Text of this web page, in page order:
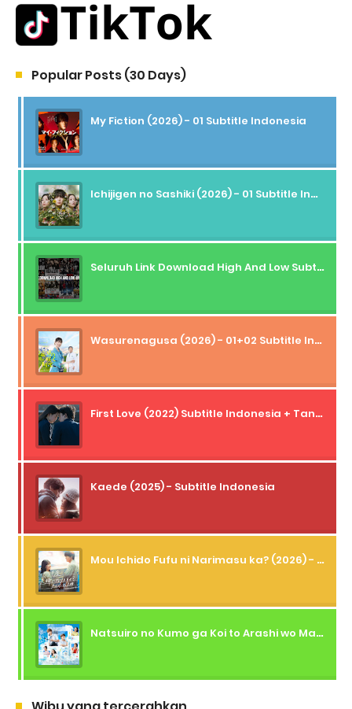
Popular Posts (30 Days)
My Fiction (2026) - 01 Subtitle Indonesia
Ichijigen no Sashiki (2026) - 01 Subtitle Indonesia
Seluruh Link Download High And Low Subtitle Indonesia
Wasurenagusa (2026) - 01+02 Subtitle Indonesia
First Love (2022) Subtitle Indonesia + Tanpa Iklan + Streaming + 1080p
Kaede (2025) - Subtitle Indonesia
Mou Ichido Fufu ni Narimasu ka? (2026) - 01 Subtitle Indonesia
Natsuiro no Kumo ga Koi to Arashi wo Makiokosu (2026) - 01 Subtitle Indonesia